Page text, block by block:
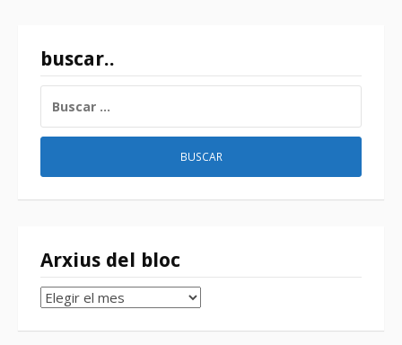
buscar..
Arxius del bloc
Arxius
bloc